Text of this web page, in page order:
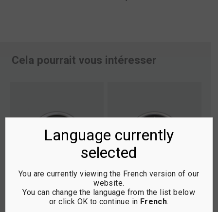
Cela pourrait vous intéresser
1.3 SAFE LOGIC SÉRIES
1.2 SAFE LOGIC BACKLIT
Language currently
selected
You are currently viewing the French version of our
website.
You can change the language from the list below
or click OK to continue in French.